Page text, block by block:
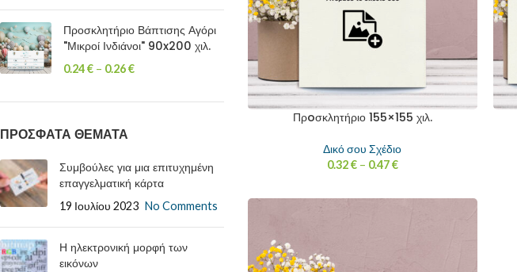
Προσκλητήριο Βάπτισης Αγόρι
"Μικροί Ινδιάνοι" 90x200 χιλ.
0.24€ – 0.26€
ΠΡΟΣΦΑΤΑ ΘΕΜΑΤΑ
Συμβούλες για μια επιτυχημένη
επαγγελματική κάρτα
19 Ιουλίου 2023 No Comments
Η ηλεκτρονική μορφή των
εικόνων
Πρoσκλητήριο 155×155 χιλ.
Δικό σου Σχέδιο
0.32€ – 0.47€